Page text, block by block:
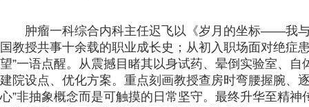
肿瘤一科综合内科主任迟飞以《岁月的坐标——我
国教授共事十余载的职业成长史；从初入职场面对绝症
望”一语点醒。从震撼目睹其以身试药、晕倒实验室、
建院设点、优化方案。重点刻画教授查房时弯腰握腕、
心”非抽象概念而是可触摸的日常坚守。最终升华至精